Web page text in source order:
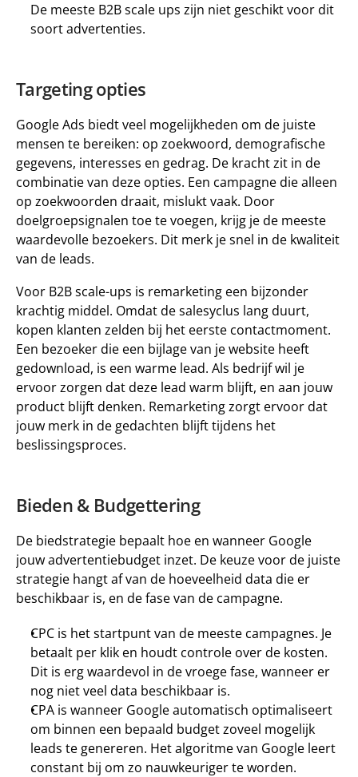
De meeste B2B scale ups zijn niet geschikt voor dit
soort advertenties.
Targeting opties
Google Ads biedt veel mogelijkheden om de juiste
mensen te bereiken: op zoekwoord, demografische
gegevens, interesses en gedrag. De kracht zit in de
combinatie van deze opties. Een campagne die alleen
op zoekwoorden draait, mislukt vaak. Door
doelgroepsignalen toe te voegen, krijg je de meeste
waardevolle bezoekers. Dit merk je snel in de kwaliteit
van de leads.
Voor B2B scale-ups is remarketing een bijzonder
krachtig middel. Omdat de salesyclus lang duurt,
kopen klanten zelden bij het eerste contactmoment.
Een bezoeker die een bijlage van je website heeft
gedownload, is een warme lead. Als bedrijf wil je
ervoor zorgen dat deze lead warm blijft, en aan jouw
product blijft denken. Remarketing zorgt ervoor dat
jouw merk in de gedachten blijft tijdens het
beslissingsproces.
Bieden & Budgettering
De biedstrategie bepaalt hoe en wanneer Google
jouw advertentiebudget inzet. De keuze voor de juiste
strategie hangt af van de hoeveelheid data die er
beschikbaar is, en de fase van de campagne.
CPC is het startpunt van de meeste campagnes. Je
betaalt per klik en houdt controle over de kosten.
Dit is erg waardevol in de vroege fase, wanneer er
nog niet veel data beschikbaar is.
CPA is wanneer Google automatisch optimaliseert
om binnen een bepaald budget zoveel mogelijk
leads te genereren. Het algoritme van Google leert
constant bij om zo nauwkeuriger te worden.